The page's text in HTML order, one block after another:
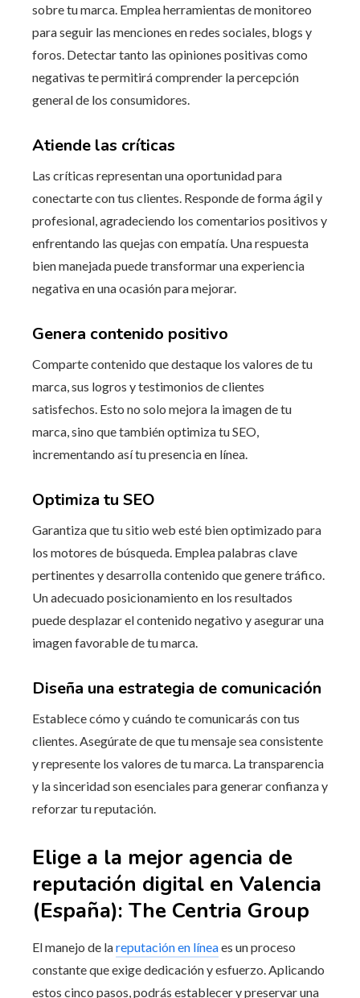
sobre tu marca. Emplea herramientas de monitoreo
para seguir las menciones en redes sociales, blogs y
foros. Detectar tanto las opiniones positivas como
negativas te permitirá comprender la percepción
general de los consumidores.
Atiende las críticas
Las críticas representan una oportunidad para
conectarte con tus clientes. Responde de forma ágil y
profesional, agradeciendo los comentarios positivos y
enfrentando las quejas con empatía. Una respuesta
bien manejada puede transformar una experiencia
negativa en una ocasión para mejorar.
Genera contenido positivo
Comparte contenido que destaque los valores de tu
marca, sus logros y testimonios de clientes
satisfechos. Esto no solo mejora la imagen de tu
marca, sino que también optimiza tu SEO,
incrementando así tu presencia en línea.
Optimiza tu SEO
Garantiza que tu sitio web esté bien optimizado para
los motores de búsqueda. Emplea palabras clave
pertinentes y desarrolla contenido que genere tráfico.
Un adecuado posicionamiento en los resultados
puede desplazar el contenido negativo y asegurar una
imagen favorable de tu marca.
Diseña una estrategia de comunicación
Establece cómo y cuándo te comunicarás con tus
clientes. Asegúrate de que tu mensaje sea consistente
y represente los valores de tu marca. La transparencia
y la sinceridad son esenciales para generar confianza y
reforzar tu reputación.
Elige a la mejor agencia de
reputación digital en Valencia
(España): The Centria Group
El manejo de lareputación en líneaes un proceso
constante que exige dedicación y esfuerzo. Aplicando
estos cinco pasos, podrás establecer y preservar una